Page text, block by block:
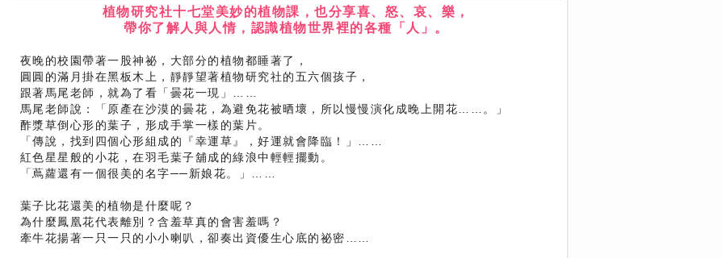
植物研究社十七堂美妙的植物課，也分享喜、怒、哀、樂，
帶你了解人與人情，認識植物世界裡的各種「人」。
夜晚的校園帶著一股神祕，大部分的植物都睡著了，
圓圓的滿月掛在黑板木上，靜靜望著植物研究社的五六個孩子，
跟著馬尾老師，就為了看「曇花一現」……
馬尾老師說：「原產在沙漠的曇花，為避免花被晒壞，所以慢慢演化成晚上開花……。」
酢漿草倒心形的葉子，形成手掌一樣的葉片。
「傳說，找到四個心形組成的『幸運草』，好運就會降臨！」……
紅色星星般的小花，在羽毛葉子舖成的綠浪中輕輕擺動。
「蔦蘿還有一個很美的名字──新娘花。」……
葉子比花還美的植物是什麼呢？
為什麼鳳凰花代表離別？含羞草真的會害羞嗎？
牽牛花揚著一只一只的小小喇叭，卻奏出資優生心底的祕密……